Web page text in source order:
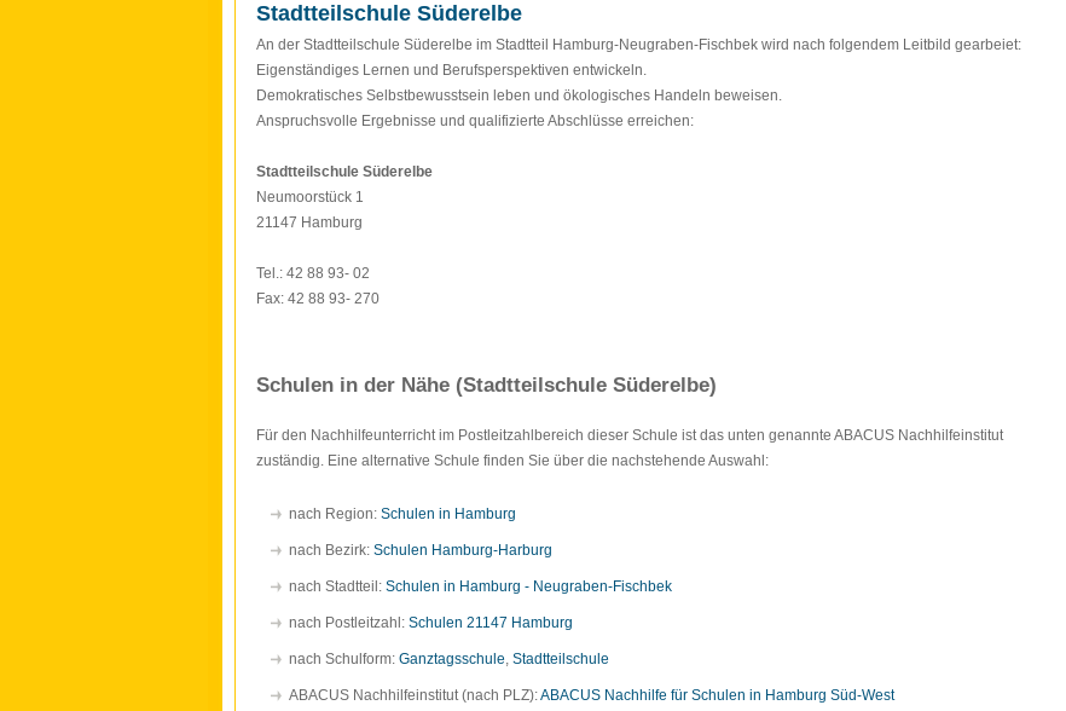
Stadtteilschule Süderelbe
An der Stadtteilschule Süderelbe im Stadtteil Hamburg-Neugraben-Fischbek wird nach folgendem Leitbild gearbeiet:
Eigenständiges Lernen und Berufsperspektiven entwickeln.
Demokratisches Selbstbewusstsein leben und ökologisches Handeln beweisen.
Anspruchsvolle Ergebnisse und qualifizierte Abschlüsse erreichen:
Stadtteilschule Süderelbe
Neumoorstück 1
21147 Hamburg
Tel.: 42 88 93- 02
Fax: 42 88 93- 270
Schulen in der Nähe (Stadtteilschule Süderelbe)
Für den Nachhilfeunterricht im Postleitzahlbereich dieser Schule ist das unten genannte ABACUS Nachhilfeinstitut
zuständig. Eine alternative Schule finden Sie über die nachstehende Auswahl:
nach Region: Schulen in Hamburg
nach Bezirk: Schulen Hamburg-Harburg
nach Stadtteil: Schulen in Hamburg - Neugraben-Fischbek
nach Postleitzahl: Schulen 21147 Hamburg
nach Schulform: Ganztagsschule, Stadtteilschule
ABACUS Nachhilfeinstitut (nach PLZ):ABACUS Nachhilfe für Schulen in Hamburg Süd-West